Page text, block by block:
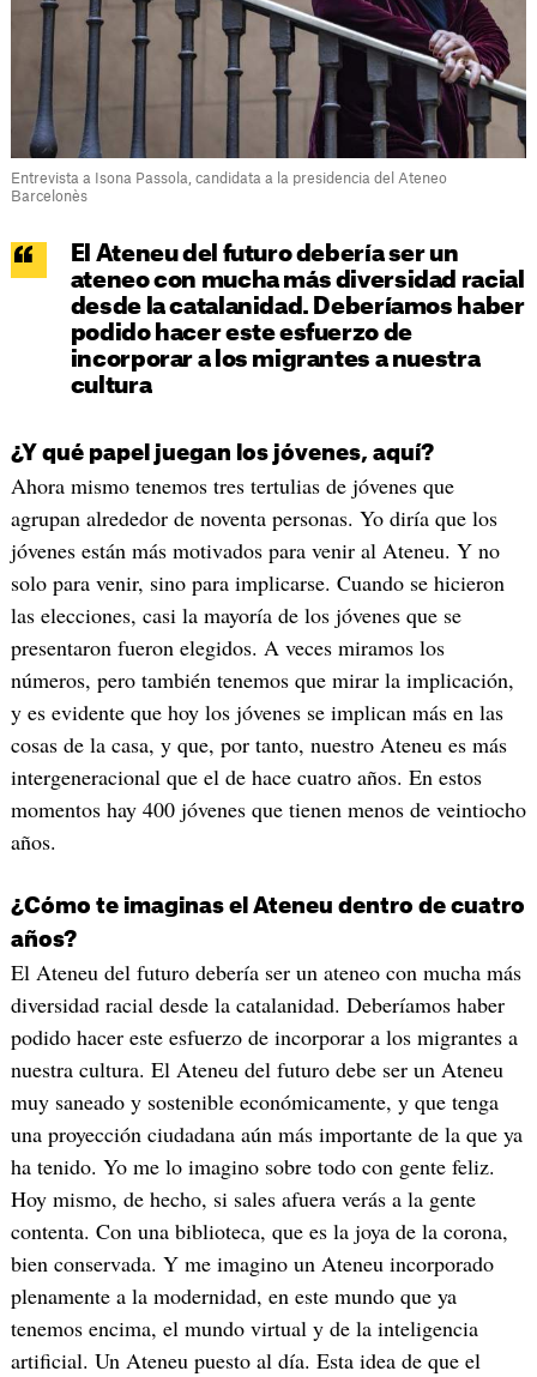
Entrevista a Isona Passola, candidata a la presidencia del Ateneo
Barcelonès
El Ateneu del futuro debería ser un
ateneo con mucha más diversidad racial
desde la catalanidad. Deberíamos haber
podido hacer este esfuerzo de
incorporar a los migrantes a nuestra
cultura
¿Y qué papel juegan los jóvenes, aquí?
Ahora mismo tenemos tres tertulias de jóvenes que
agrupan alrededor de noventa personas. Yo diría que los
jóvenes están más motivados para venir al Ateneu. Y no
solo para venir, sino para implicarse. Cuando se hicieron
las elecciones, casi la mayoría de los jóvenes que se
presentaron fueron elegidos. A veces miramos los
números, pero también tenemos que mirar la implicación,
y es evidente que hoy los jóvenes se implican más en las
cosas de la casa, y que, por tanto, nuestro Ateneu es más
intergeneracional que el de hace cuatro años. En estos
momentos hay 400 jóvenes que tienen menos de veintiocho
años.
¿Cómo te imaginas el Ateneu dentro de cuatro
años?
El Ateneu del futuro debería ser un ateneo con mucha más
diversidad racial desde la catalanidad. Deberíamos haber
podido hacer este esfuerzo de incorporar a los migrantes a
nuestra cultura. El Ateneu del futuro debe ser un Ateneu
muy saneado y sostenible económicamente, y que tenga
una proyección ciudadana aún más importante de la que ya
ha tenido. Yo me lo imagino sobre todo con gente feliz.
Hoy mismo, de hecho, si sales afuera verás a la gente
contenta. Con una biblioteca, que es la joya de la corona,
bien conservada. Y me imagino un Ateneu incorporado
plenamente a la modernidad, en este mundo que ya
tenemos encima, el mundo virtual y de la inteligencia
artificial. Un Ateneu puesto al día. Esta idea de que el